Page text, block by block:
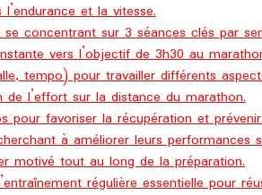
et la vitesse.
concentrant sur 3 séances clés par
vers l’objectif de 3h30 au
tempo) pour travailler différents
l’effort sur la distance du marathon.
pour favoriser la récupération et
à améliorer leurs performances
motivé tout au long de la préparation.
régulière essentielle pour